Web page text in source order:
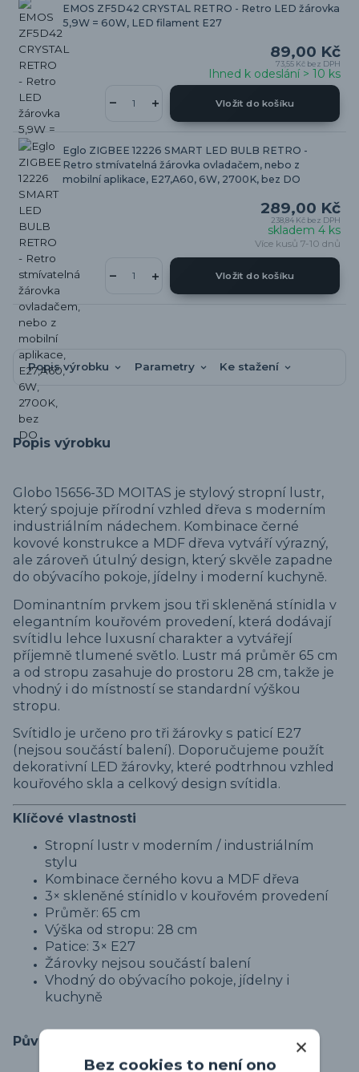
EMOS ZF5D42 CRYSTAL RETRO - Retro LED žárovka
5,9W = 60W, LED filament E27
89,00 Kč
73,55 Kč bez DPH
Ihned k odeslání > 10 ks
Vložit do košíku
Eglo ZIGBEE 12226 SMART LED BULB RETRO -
Retro stmívatelná žárovka ovladačem, nebo z
mobilní aplikace, E27,A60, 6W, 2700K, bez DO
289,00 Kč
238,84 Kč bez DPH
skladem 4 ks
Více kusů 7-10 dnů
Vložit do košíku
Popis výrobku Parametry Ke stažení
Popis výrobku
Globo 15656-3D MOITAS je stylový stropní lustr,
který spojuje přírodní vzhled dřeva s moderním
industriálním nádechem. Kombinace černé
kovové konstrukce a MDF dřeva vytváří výrazný,
ale zároveň útulný design, který skvěle zapadne
do obývacího pokoje, jídelny i moderní kuchyně.
Dominantním prvkem jsou tři skleněná stínidla v
elegantním kouřovém provedení, která dodávají
svítidlu lehce luxusní charakter a vytvářejí
příjemně tlumené světlo. Lustr má průměr 65 cm
a od stropu zasahuje do prostoru 28 cm, takže je
vhodný i do místností se standardní výškou
stropu.
Svítidlo je určeno pro tři žárovky s paticí E27
(nejsou součástí balení). Doporučujeme použít
dekorativní LED žárovky, které podtrhnou vzhled
kouřového skla a celkový design svítidla.
Klíčové vlastnosti
Stropní lustr v moderním / industriálním
stylu
Kombinace černého kovu a MDF dřeva
3× skleněné stínidlo v kouřovém provedení
Průměr: 65 cm
Výška od stropu: 28 cm
Patice: 3× E27
Žárovky nejsou součástí balení
Vhodný do obývacího pokoje, jídelny i
kuchyně
Původ zboží
Bez cookies to není ono